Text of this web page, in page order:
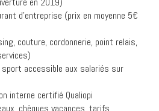
d’entreprise (prix en moyenne 5€
couture, cordonnerie, point relais,
sport accessible aux salariés sur
interne certifié Qualiopi
chèques vacances, tarifs